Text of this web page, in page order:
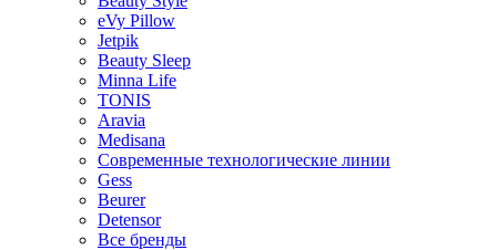
eVy Pillow
Jetpik
Beauty Sleep
Minna Life
TONIS
Aravia
Medisana
Современные технологические линии
Gess
Beurer
Detensor
Все бренды